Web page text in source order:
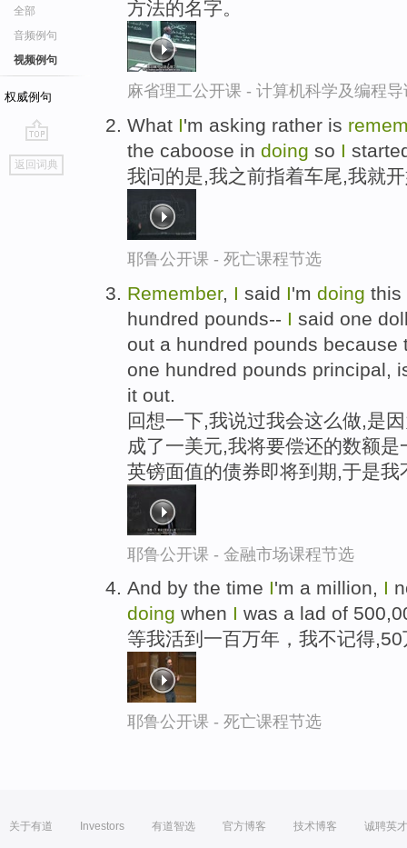
全部
音频例句
视频例句
权威例句
go
top
返回词典
方法的名字。
麻省理工公开课 - 计算机科学及编程
What I'm asking rather is
the caboose in doing so I
我问的是,我之前指着车尾,我就
耶鲁公开课 - 死亡课程节选
Remember, I said I'm doing this
hundred pounds-- I said one
out a hundred pounds
one hundred pounds principal,
it out.
回想一下,我说过我会这么做,是
成了一美元,我将要偿还的数额
英镑面值的债券即将到期,于是我
耶鲁公开课 - 金融市场课程节选
And by the time I'm a million, I
doing when I was a lad of
等我活到一百万年，我不记得
耶鲁公开课 - 死亡课程节选
关于有道 Investors 有道智选 官方博客 技术博客 诚聘英才